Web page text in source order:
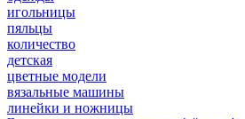
игольницы
пяльцы
количество
детская
цветные модели
вязальные машины
линейки и ножницы